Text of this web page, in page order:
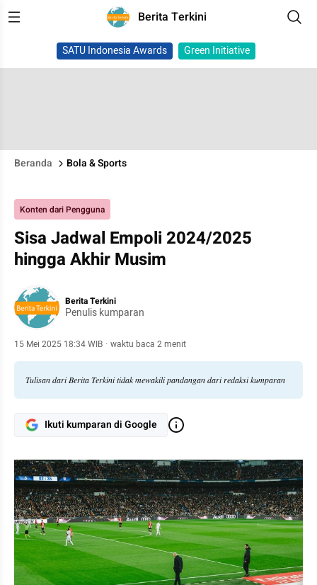
Berita Terkini
SATU Indonesia Awards Green Initiative
Beranda Bola & Sports
Konten dari Pengguna
Sisa Jadwal Empoli 2024/2025
hingga Akhir Musim
Berita Terkini
Penulis kumparan
15 Mei 2025 18:34 WIB · waktu baca 2 menit
Tulisan dari Berita Terkini tidak mewakili pandangan dari redaksi kumparan
Ikuti kumparan di Google